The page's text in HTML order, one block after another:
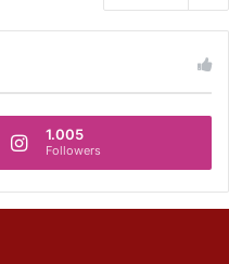
1.005
Followers